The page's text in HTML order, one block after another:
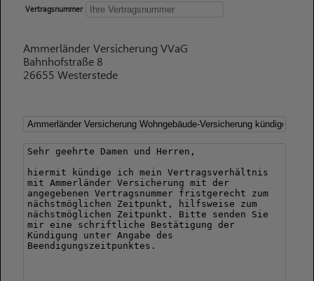
Vertragsnummer
Ammerländer Versicherung VVaG
Bahnhofstraße 8
26655 Westerstede